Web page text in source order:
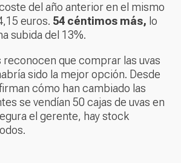
del año anterior en el mismo
euros. 54 céntimos más, lo
subida del 13%.
que comprar las uvas
sido la mejor opción. Desde
cómo han cambiado las
se vendían 50 cajas de uvas en
el gerente, hay stock